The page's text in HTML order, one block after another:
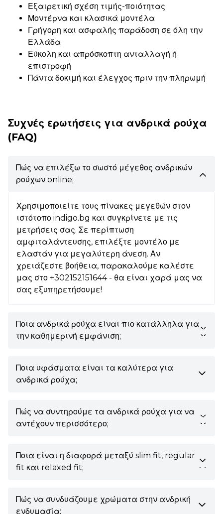
Εξαιρετική σχέση τιμής-ποιότητας
Μοντέρνα και κλασικά μοντέλα
Γρήγορη και ασφαλής παράδοση σε όλη την
Ελλάδα
Εύκολη και απρόσκοπτη ανταλλαγή ή
επιστροφή
Πάντα δοκιμή και έλεγχος πριν την πληρωμή
Συχνές ερωτήσεις για ανδρικά ρούχα
(FAQ)
Πώς να επιλέξω το σωστό μέγεθος ανδρικών
ρούχων online;
Χρησιμοποιείτε τους πίνακες μεγεθών στον
ιστότοπο indigo.bg και συγκρίνετε με τις
μετρήσεις σας. Σε περίπτωση
αμφιταλάντευσης, επιλέξτε μοντέλο με
ελαστάν για μεγαλύτερη άνεση. Αν
χρειάζεστε βοήθεια, παρακαλούμε καλέστε
μας στο +302152151644 - θα είναι χαρά μας να
σας εξυπηρετήσουμε!
Ποια ανδρικά ρούχα είναι πιο κατάλληλα για
την καθημερινή εμφάνιση;
Η καλύτερη επιλογή είναι ανδρικά τζιν, t-shirts
και αθλητικά-κομψά πουκάμισα και
παντελόνια, συνδυάζονται εύκολα και
Ποια υφάσματα είναι τα καλύτερα για
ανδρικά ρούχα;
Φυσικά, αυτά είναι το βαμβάκι, τα φυσικά και
τα μικτά υφάσματα με ελαστάνη. Είναι τα πιο
προτιμώμενα για την άνεση και την
Πώς να συντηρούμε τα ανδρικά ρούχα για να
αντέχουν περισσότερο;
Ακολουθείτε τις οδηγίες πλυσίματος στην
ετικέτα. Προστατεύετε τα μάλλινα ρούχα από
σκόρους με σακουλάκια λεβάντας. Φυλάσσετε
διπλωμένα. Το πλύσιμο σε χαμηλότερη
θερμοκρασία παρατείνει τη διάρκεια ζωής των
Ποια είναι η διαφορά μεταξύ slim fit, regular
fit και relaxed fit;
Το slim fit είναι εφαρμοστή γραμμή που
ακολουθεί τις γραμμές του σώματος.
Πώς να συνδυάζουμε χρώματα στην ανδρική
ενδυμασία;